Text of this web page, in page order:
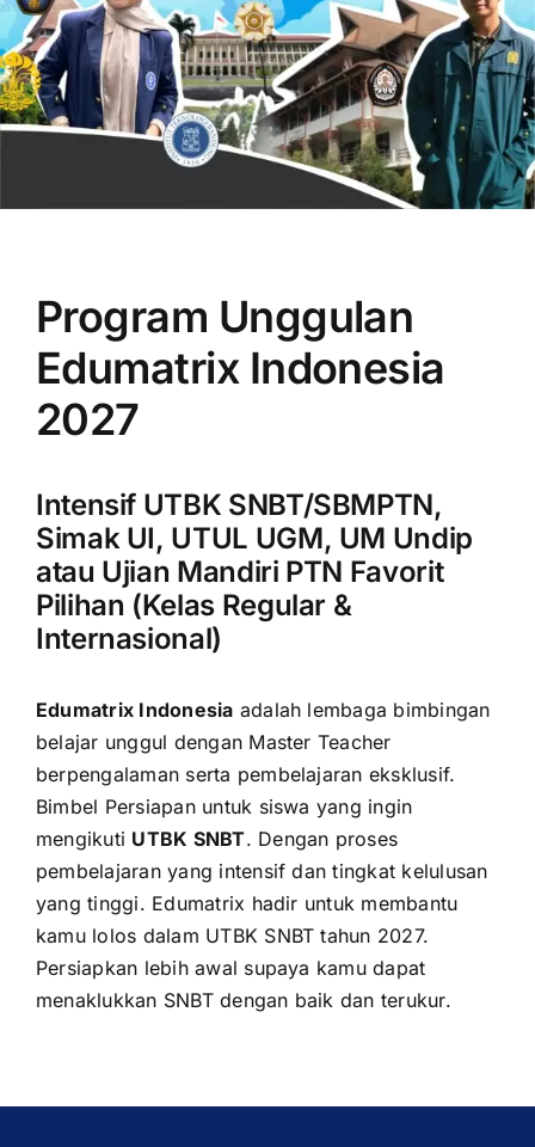
OUR PROGRAM
CONTACT US
Program Unggulan
Edumatrix Indonesia
2027
Intensif UTBK SNBT/SBMPTN,
Simak UI, UTUL UGM, UM Undip
atau Ujian Mandiri PTN Favorit
Pilihan (Kelas Regular &
Internasional)
Edumatrix Indonesia adalah lembaga bimbingan
belajar unggul dengan Master Teacher
berpengalaman serta pembelajaran eksklusif.
Bimbel Persiapan untuk siswa yang ingin
mengikuti UTBK SNBT. Dengan proses
pembelajaran yang intensif dan tingkat kelulusan
yang tinggi. Edumatrix hadir untuk membantu
kamu lolos dalam UTBK SNBT tahun 2027.
Persiapkan lebih awal supaya kamu dapat
menaklukkan SNBT dengan baik dan terukur.